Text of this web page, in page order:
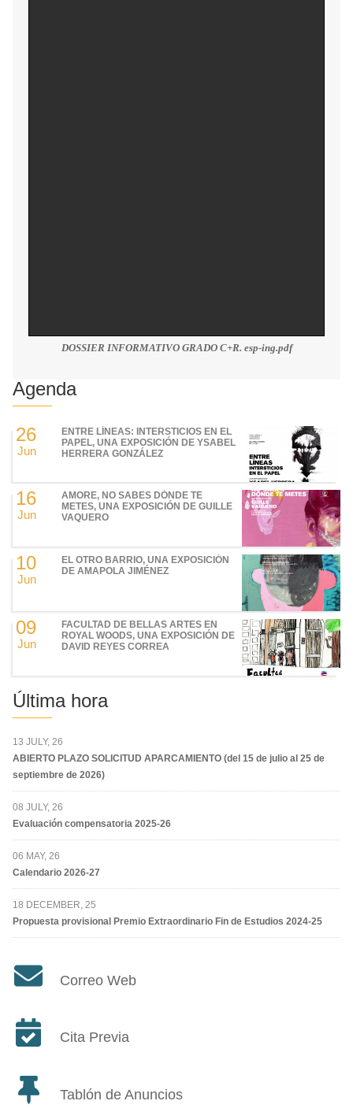
DOSSIER INFORMATIVO GRADO C+R. esp-ing.pdf
Agenda
26
Jun
ENTRE LÍNEAS: INTERSTICIOS EN EL
PAPEL, UNA EXPOSICIÓN DE YSABEL
HERRERA GONZÁLEZ
16
Jun
AMORE, NO SABES DÓNDE TE
METES, UNA EXPOSICIÓN DE GUILLE
VAQUERO
10
Jun
EL OTRO BARRIO, UNA EXPOSICIÓN
DE AMAPOLA JIMÉNEZ
09
Jun
FACULTAD DE BELLAS ARTES EN
ROYAL WOODS, UNA EXPOSICIÓN DE
DAVID REYES CORREA
Última hora
13 JULY, 26
ABIERTO PLAZO SOLICITUD APARCAMIENTO (del 15 de julio al 25 de
septiembre de 2026)
08 JULY, 26
Evaluación compensatoria 2025-26
06 MAY, 26
Calendario 2026-27
18 DECEMBER, 25
Propuesta provisional Premio Extraordinario Fin de Estudios 2024-25
Correo Web
Cita Previa
Tablón de Anuncios